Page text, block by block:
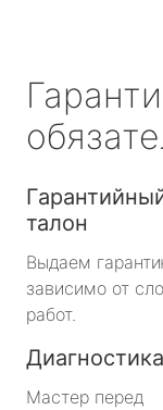
талон
Выдаем
зависимо от
работ.
Диагностика
Мастер перед